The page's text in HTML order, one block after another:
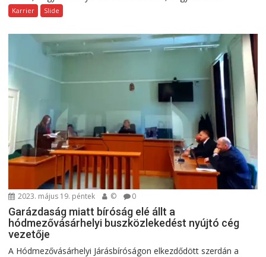
Karrier Slide
2023. május 19. péntek © 0
Garázdaság miatt bíróság elé állt a
hódmezővásárhelyi buszközlekedést nyújtó cég
vezetője
A Hódmezővásárhelyi Járásbíróságon elkezdődött szerdán a